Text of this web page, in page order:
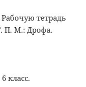
тетрадь
П. М.: Дрофа.
класс.